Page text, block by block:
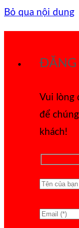
Bỏ qua nội dung
ĐĂNG
Vui lòng
để
khách!